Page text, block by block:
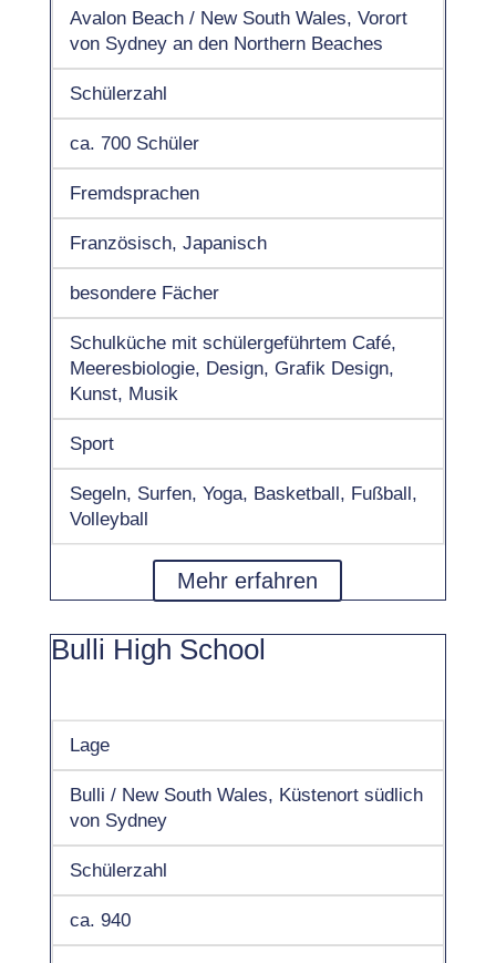
Avalon Beach / New South Wales, Vorort
von Sydney an den Northern Beaches
Schülerzahl
ca. 700 Schüler
Fremdsprachen
Französisch, Japanisch
besondere Fächer
Schulküche mit schülergeführtem Café,
Meeresbiologie, Design, Grafik Design,
Kunst, Musik
Sport
Segeln, Surfen, Yoga, Basketball, Fußball,
Volleyball
Mehr erfahren
Bulli High School
Lage
Bulli / New South Wales, Küstenort südlich
von Sydney
Schülerzahl
ca. 940